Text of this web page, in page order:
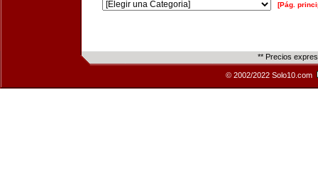
[Pág.
** Precios
© 2002/2022 Solo10.com